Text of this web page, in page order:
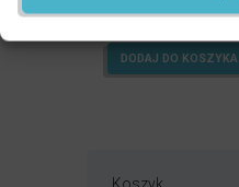
Oceniony
na 5.
DODAJ DO KOSZYKA